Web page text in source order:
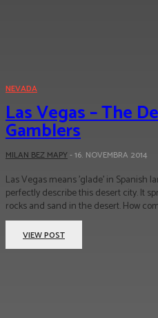
NEVADA
Las Vegas – The
Gamblers
MILAN BEZ MAPY-16. NOVEMBRA 2014
Las Vegas means 'glade' in Spanish
perfectly describe this desert city. It
rocks and sand in the desert. How
VIEW POST